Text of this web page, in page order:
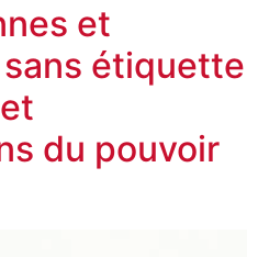
et
étiquette
du pouvoir